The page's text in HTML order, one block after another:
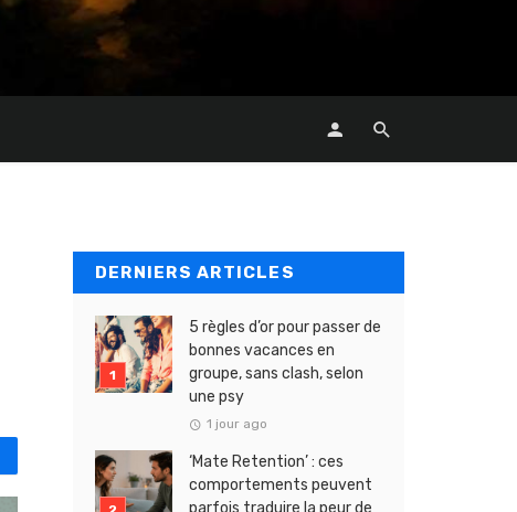
DERNIERS ARTICLES
5 règles d’or pour passer de
bonnes vacances en
groupe, sans clash, selon
une psy
1 jour ago
‘Mate Retention’ : ces
comportements peuvent